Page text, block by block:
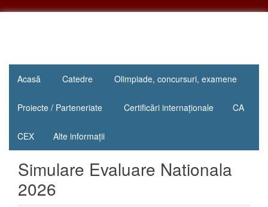
Colegiul
Național
„Mihail
Sadoveanu”
Pașcani
educației
este
inimii!"
Acasă Catedre Olimpiade, concursuri, examene
Proiecte / Parteneriate Certificări internaționale CA
CEX Alte informații
Simulare Evaluare Nationala
2026